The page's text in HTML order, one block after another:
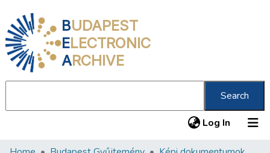
BUDAPEST
ELECTRONIC
ARCHIVE
Search
Log In (current)